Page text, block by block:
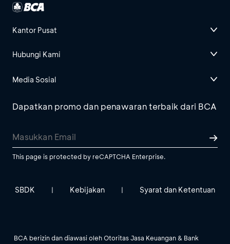
Kantor Pusat
Hubungi Kami
Media Sosial
Dapatkan promo dan penawaran terbaik dari BCA
This page is protected by reCAPTCHA Enterprise.
SBDK | Kebijakan | Syarat dan Ketentuan
BCA berizin dan diawasi oleh Otoritas Jasa Keuangan & Bank